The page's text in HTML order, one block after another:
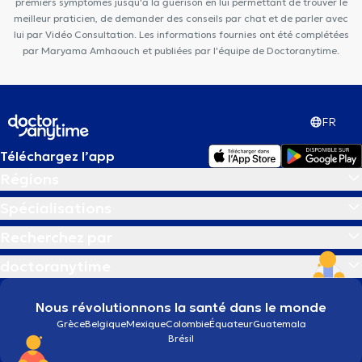
meilleur praticien, de demander des conseils par chat et de parler avec
lui par Vidéo Consultation. Les informations fournies ont été complétées
par Maryama Amhaouch et publiées par l'équipe de Doctoranytime.
FR
Téléchargez l’app
Nous révolutionnons la santé dans le monde
GrèceBelgiqueMexiqueColombieÉquateurGuatemala
Brésil